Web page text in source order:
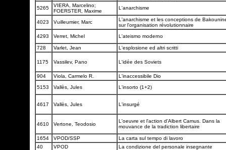
5265
VIERA, Marcelino;
FOERSTER, Maxime
L'anarchisme
4023 Vuilleumier, Marc
L'anarchisme et les conceptions de
sur l'organisation révolutionnaire
4293
Verret, Michel L'ateismo moderno
728 Varlet, Jean L'esplosione ed altri scritti
1175 Vassilev, Pano L'idée des Soviets
904 Viola, Carmelo R.
L'inaccessibile Dio
5153
Vallès, Jules L'insorto (1+2)
4617 Vallès, Jules L'insurgé
4610 Vertone, Teodosio
L'oeuvre et l'action d'Albert Camus. Dans la
mouvance de la tradiction libertaire
1654 VPOD/SSP
La carta sul tempo di lavoro
40
VPOD
La condizione del personale insegnante